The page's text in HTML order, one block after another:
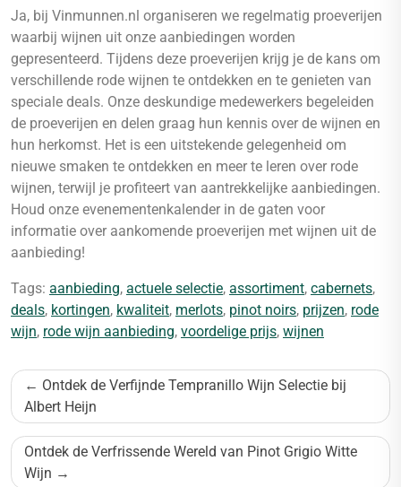
Ja, bij Vinmunnen.nl organiseren we regelmatig proeverijen
waarbij wijnen uit onze aanbiedingen worden
gepresenteerd. Tijdens deze proeverijen krijg je de kans om
verschillende rode wijnen te ontdekken en te genieten van
speciale deals. Onze deskundige medewerkers begeleiden
de proeverijen en delen graag hun kennis over de wijnen en
hun herkomst. Het is een uitstekende gelegenheid om
nieuwe smaken te ontdekken en meer te leren over rode
wijnen, terwijl je profiteert van aantrekkelijke aanbiedingen.
Houd onze evenementenkalender in de gaten voor
informatie over aankomende proeverijen met wijnen uit de
aanbieding!
Tags: aanbieding, actuele selectie, assortiment, cabernets,
deals, kortingen, kwaliteit, merlots, pinot noirs, prijzen, rode
wijn, rode wijn aanbieding, voordelige prijs, wijnen
Bericht
navigatie
Ontdek de Verfijnde Tempranillo Wijn Selectie bij
Albert Heijn
Ontdek de Verfrissende Wereld van Pinot Grigio Witte
Wijn